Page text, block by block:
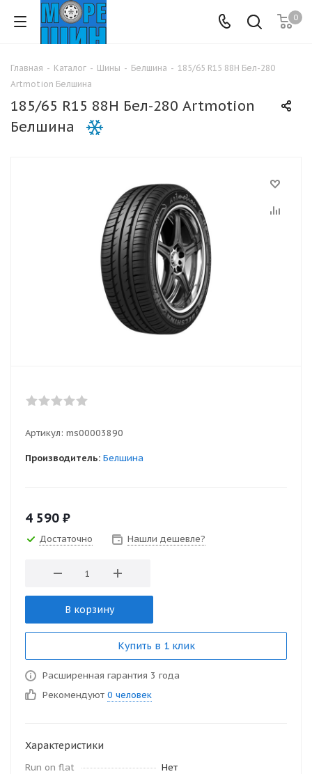
0
Главная - Каталог - Шины - Белшина - 185/65 R15 88H Бел-280
Artmotion Белшина
185/65 R15 88H Бел-280 Artmotion
Белшина
Артикул: ms00003890
Производитель: Белшина
4 590 ₽
Достаточно Нашли дешевле?
В корзину
Купить в 1 клик
Расширенная гарантия 3 года
Рекомендуют 0 человек
Характеристики
Run on flat
Нет